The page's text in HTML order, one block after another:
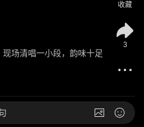
场清唱一小段，韵味十足
收藏
3